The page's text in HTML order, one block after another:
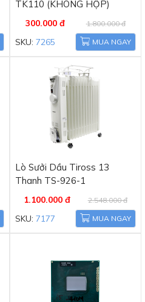
TK110 (KHÔNG HỘP)
300.000 đ 1.800.000 đ
SKU: 7265 MUA NGAY
Lò Sưởi Dầu Tiross 13
Thanh TS-926-1
1.100.000 đ 2.548.000 đ
SKU: 7177 MUA NGAY